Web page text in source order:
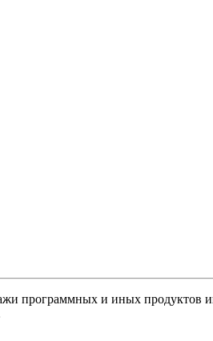
программных и иных продуктов